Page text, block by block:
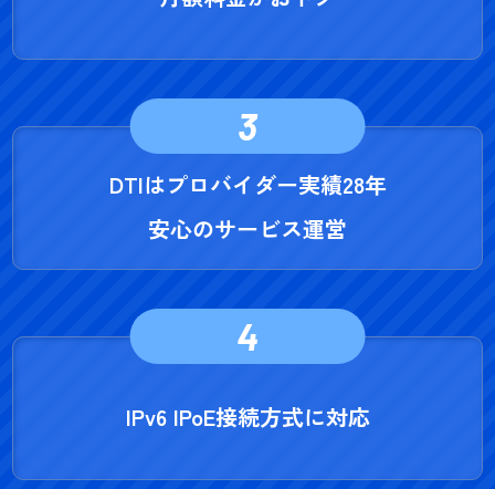
3
DTIはプロバイダー実績28年
安心のサービス運営
4
IPv6 IPoE接続方式に対応